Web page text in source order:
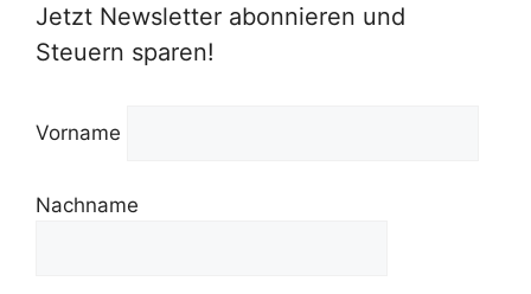
Jetzt Newsletter abonnieren und
Steuern sparen!
Vorname
Nachname